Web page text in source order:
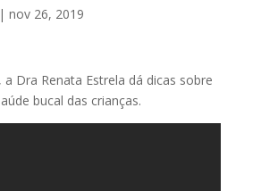
| nov 26, 2019
Dra Renata Estrela dá dicas sobre
bucal das crianças.